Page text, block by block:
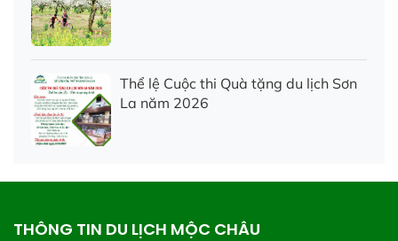
Thể lệ Cuộc thi Quà tặng du lịch Sơn
La năm 2026
THÔNG TIN DU LỊCH MỘC CHÂU